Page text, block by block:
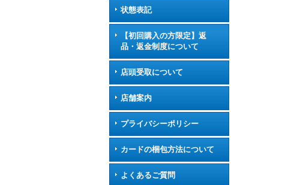
状態表記
【初回購入の方限定】返
品・返金制度について
店頭受取について
店舗案内
プライバシーポリシー
カードの梱包方法について
よくあるご質問